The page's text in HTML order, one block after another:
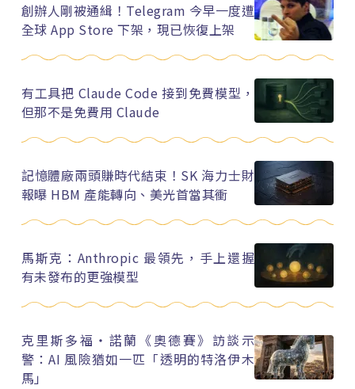
創辦人剛被通緝！Telegram 今早一度遭
全球 App Store 下架，現已恢復上架
有工具把 Claude Code 接到免費模型，
但那不是免費用 Claude
記憶體廠兩頭賺時代結束！SK 海力士財
報曝 HBM 產能轉向、美光首當其衝
馬斯克：Anthropic 最領先，手上還握
有未發布的更強模型
克里斯多福・諾蘭《奧德賽》訪談示
警：AI 風險猶如一匹「透明的特洛伊木
馬」